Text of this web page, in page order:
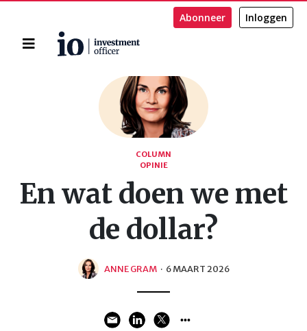
Home
Abonneer Inloggen
COLUMN
OPINIE
En wat doen we met
de dollar?
ANNE GRAM · 6 MAART 2026